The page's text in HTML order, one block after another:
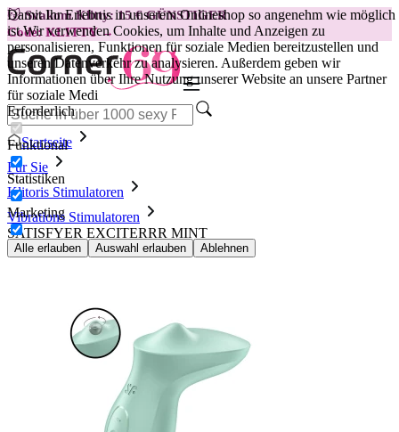
Damit Ihr Erlebnis in unserem Onlineshop so angenehm wie möglich
ist.Wir verwenden Cookies, um Inhalte und Anzeigen zu
personalisieren, Funktionen für soziale Medien bereitzustellen und
unseren Datenverkehr zu analysieren. Außerdem geben wir
Informationen über Ihre Nutzung unserer Website an unsere Partner
für soziale Medi
Erforderlich
Funktional
Statistiken
Marketing
Alle erlauben Auswahl erlauben Ablehnen
😽Svakom Klitty: 15 € GÜNSTIGER
Code: KLITTY →
Startseite
Für Sie
Klitoris Stimulatoren
Vibrations Stimulatoren
SATISFYER EXCITERRR MINT